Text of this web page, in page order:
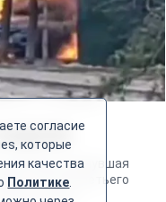
минувшая
то в полтретьего
на улице...
согласие
которые
качества
Политике